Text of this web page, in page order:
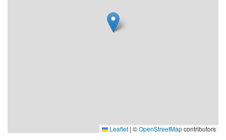
Leaflet | ©OpenStreetMapcontributors